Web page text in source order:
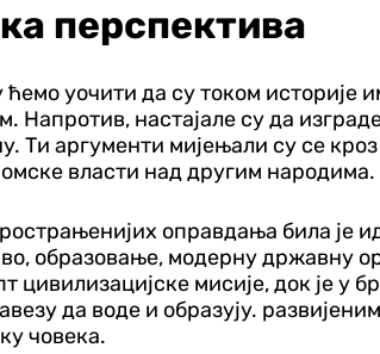
перспектива
уочити да су током историје
Напротив, настајале су да
Ти аргументи мијењали су се
власти над другим народима.
оправдања била је
образовање, модерну државну
цивилизацијске мисије, док је у
да воде и образују.
човека.